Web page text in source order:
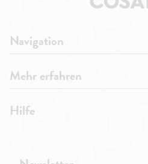
Navigation
Mehr erfahren
Hilfe